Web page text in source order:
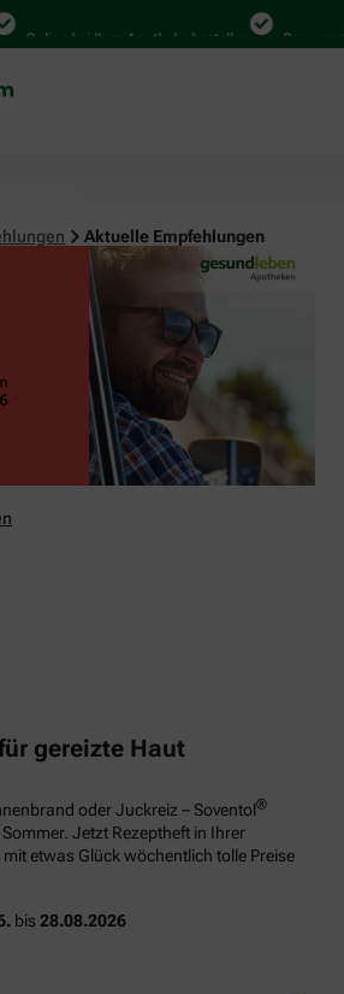
bei Ihrer Apotheke bestellen Bequem
Aktuelle Empfehlungen
gereizte Haut
oder Juckreiz – Soventol®
Jetzt Rezeptheft in Ihrer
etwas Glück wöchentlich tolle Preise
bis 28.08.2026